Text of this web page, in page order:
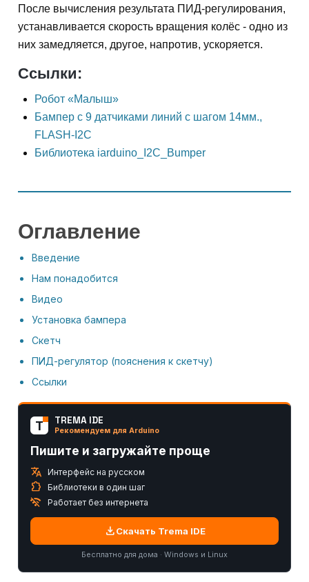
После вычисления результата ПИД-регулирования,
устанавливается скорость вращения колёс - одно из
них замедляется, другое, напротив, ускоряется.
Ссылки:
Робот «Малыш»
Бампер с 9 датчиками линий с шагом 14мм.,
FLASH-I2C
Библиотека iarduino_I2C_Bumper
Оглавление
Введение
Нам понадобится
Видео
Установка бампера
Скетч
ПИД-регулятор (пояснения к скетчу)
Ссылки
T TREMA IDE
Рекомендуем для Arduino
Пишите и загружайте проще
translate Интерфейс на русском
extension Библиотеки в один шаг
wifi_off Работает без интернета
downloadСкачать Trema IDE
Бесплатно для дома · Windows и Linux